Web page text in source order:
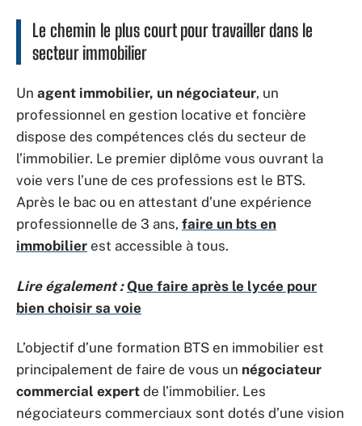
Le chemin le plus court pour travailler dans le
secteur immobilier
Un agent immobilier, un négociateur, un
professionnel en gestion locative et foncière
dispose des compétences clés du secteur de
l’immobilier. Le premier diplôme vous ouvrant la
voie vers l’une de ces professions est le BTS.
Après le bac ou en attestant d’une expérience
professionnelle de 3 ans, faire un bts en
immobilier est accessible à tous.
Lire également : Que faire après le lycée pour
bien choisir sa voie
L’objectif d’une formation BTS en immobilier est
principalement de faire de vous un négociateur
commercial expert de l’immobilier. Les
négociateurs commerciaux sont dotés d’une vision